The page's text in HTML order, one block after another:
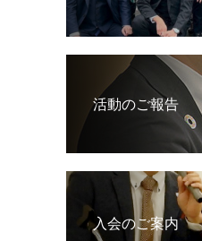
活動のご報告
入会のご案内